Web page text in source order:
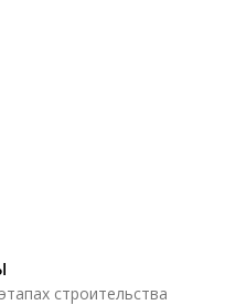
строительства